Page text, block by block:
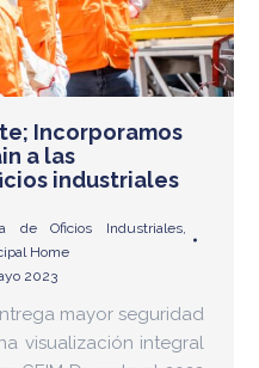
Incorporamos
a las
industriales
de Oficios Industriales,
Home
2023
mayor seguridad
visualización integral